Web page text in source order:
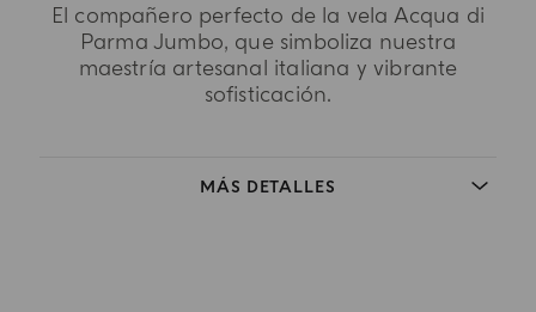
El compañero perfecto de la vela Acqua di
Parma Jumbo, que simboliza nuestra
maestría artesanal italiana y vibrante
sofisticación.
MÁS DETALLES